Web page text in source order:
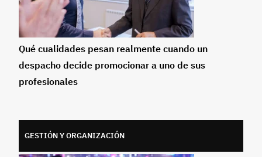
Qué cualidades pesan realmente cuando un
despacho decide promocionar a uno de sus
profesionales
GESTIÓN Y ORGANIZACIÓN